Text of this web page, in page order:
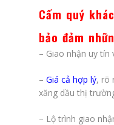
Cấm quý
bảo đảm
– Giao nhận uy
– Giá cả hợp lý, rõ
xăng dầu thị
– Lộ trình giao